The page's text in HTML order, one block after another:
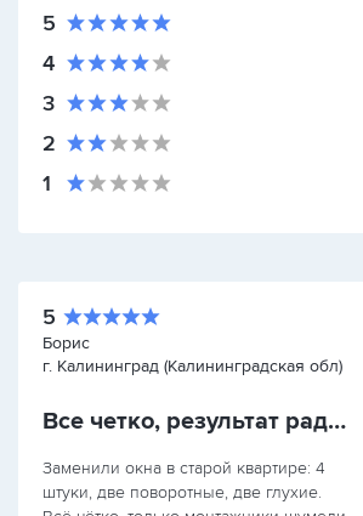
5
4
3
2
1
5
Борис
г. Калининград (Калининградская обл)
Все четко, результат радует
Заменили окна в старой квартире: 4
штуки, две поворотные, две глухие.